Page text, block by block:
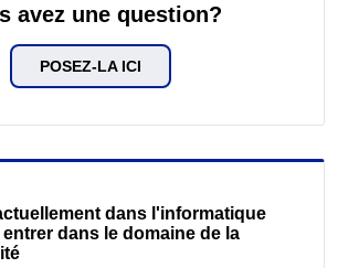
avez une question?
POSEZ-LA ICI
dans l'informatique
dans le domaine de la